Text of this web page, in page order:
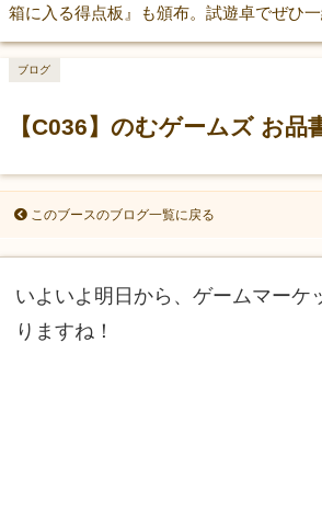
箱に入る得点板』も頒布。試遊卓でぜひ
【C036】のむゲームズ お品
ブログ
このブースのブログ一覧に戻る
いよいよ明日から、ゲームマーケ
りますね！